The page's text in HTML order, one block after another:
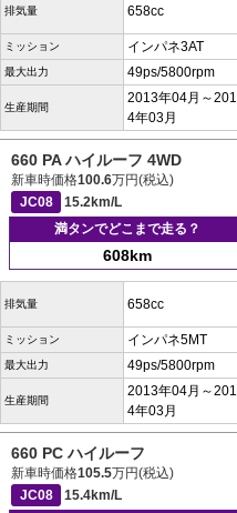
排気量 658cc
ミッション インパネ3AT
最大出力 49ps/5800rpm
生産期間
2013年04月～201
4年03月
660 PA ハイルーフ 4WD
新車時価格100.6万円(税込)
JC08
15.2km/L
満タンでどこまで走る？
608km
排気量 658cc
ミッション インパネ5MT
最大出力 49ps/5800rpm
生産期間
2013年04月～201
4年03月
660 PC ハイルーフ
新車時価格105.5万円(税込)
JC08
15.4km/L